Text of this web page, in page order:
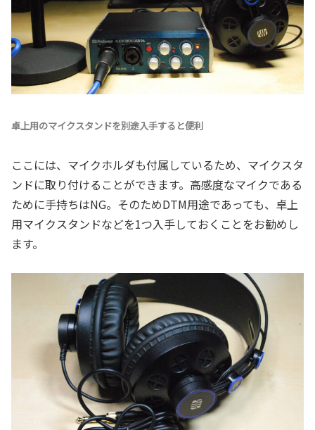
卓上用のマイクスタンドを別途入手すると便利
ここには、マイクホルダも付属しているため、マイクスタ
ンドに取り付けることができます。高感度なマイクである
ために手持ちはNG。そのためDTM用途であっても、卓上
用マイクスタンドなどを1つ入手しておくことをお勧めし
ます。